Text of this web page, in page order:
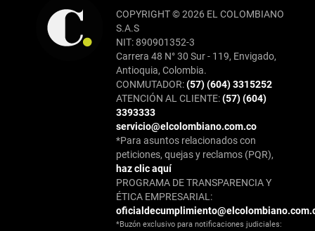
COPYRIGHT © 2026 EL COLOMBIANO
S.A.S
NIT: 890901352-3
Carrera 48 N° 30 Sur - 119, Envigado,
Antioquia, Colombia.
CONMUTADOR:(57) (604) 3315252
ATENCIÓN AL CLIENTE:(57) (604)
3393333
servicio@elcolombiano.com.co
*Para asuntos relacionados con
peticiones, quejas y reclamos (PQR),
haz clic aquí
PROGRAMA DE TRANSPARENCIA Y
ÉTICA EMPRESARIAL:
*Buzón exclusivo para notificaciones judiciales: